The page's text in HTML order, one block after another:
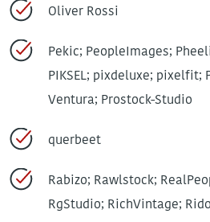
Oliver Rossi
Pekic; PeopleImages;
PIKSEL; pixdeluxe; pixelfit;
Ventura; Prostock-Studio
querbeet
Rabizo; Rawlstock;
RgStudio; RichVintage;